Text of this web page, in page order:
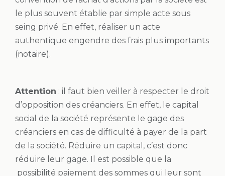
le plus souvent établie par simple acte sous
seing privé. En effet, réaliser un acte
authentique engendre des frais plus importants
(notaire).
Attention : il faut bien veiller à respecter le droit
d’opposition des créanciers. En effet, le capital
social de la société représente le gage des
créanciers en cas de difficulté à payer de la part
de la société. Réduire un capital, c’est donc
réduire leur gage. Il est possible que la
possibilité paiement des sommes qui leur sont